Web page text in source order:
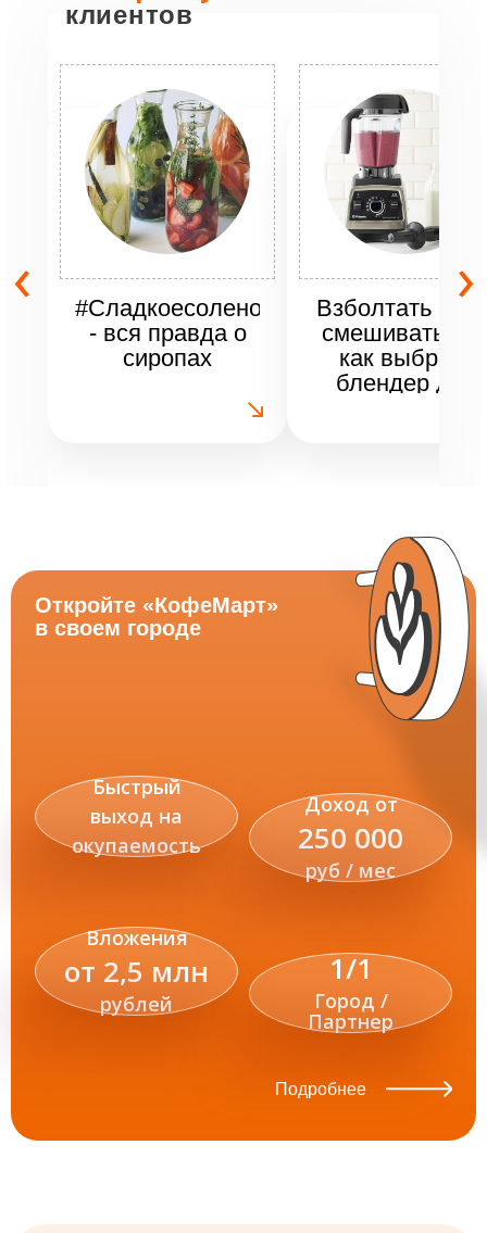
клиентов
‹
#Сладкоесоленое
- вся правда о
сиропах
Взболтать но
смешивать
как выбрать
блендер для
›
Откройте «КофеМарт»
в своем городе
Быстрый
выход на
окупаемость
Доход от
250 000
руб / мес
Вложения
от 2,5 млн
рублей
1/1
Город /
Партнер
Подробнее